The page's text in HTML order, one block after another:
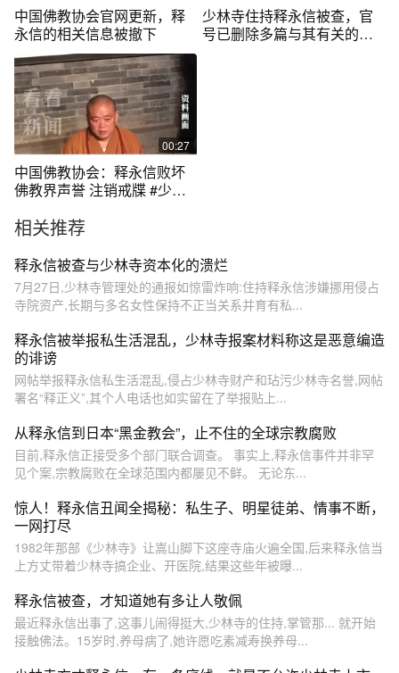
中国佛教协会官网更新，释
永信的相关信息被撤下
少林寺住持释永信被查，官
号已删除多篇与其有关的文
00:27
中国佛教协会：释永信败坏
佛教界声誉 注销戒牒 #少林
相关推荐
释永信被查与少林寺资本化的溃烂
7月27日,少林寺管理处的通报如惊雷炸响:住持释永信涉嫌挪用侵占
寺院资产,长期与多名女性保持不正当关系并育有私...
释永信被举报私生活混乱，少林寺报案材料称这是恶意编造
的诽谤
网帖举报释永信私生活混乱,侵占少林寺财产和玷污少林寺名誉,网帖
署名“释正义”,其个人电话也如实留在了举报贴上...
从释永信到日本“黑金教会”，止不住的全球宗教腐败
目前,释永信正接受多个部门联合调查。 事实上,释永信事件并非罕
见个案,宗教腐败在全球范围内都屡见不鲜。 无论东...
惊人！释永信丑闻全揭秘：私生子、明星徒弟、情事不断，
一网打尽
1982年那部《少林寺》让嵩山脚下这座寺庙火遍全国,后来释永信当
上方丈带着少林寺搞企业、开医院,结果这些年被曝...
释永信被查，才知道她有多让人敬佩
最近释永信出事了,这事儿闹得挺大,少林寺的住持,掌管那... 就开始
接触佛法。15岁时,养母病了,她许愿吃素减寿换养母...